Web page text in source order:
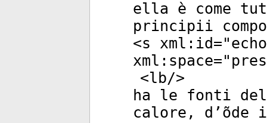
ella è come
principii
<s xml:id="
xml:space="
<lb/>
ha le fonti
calore,